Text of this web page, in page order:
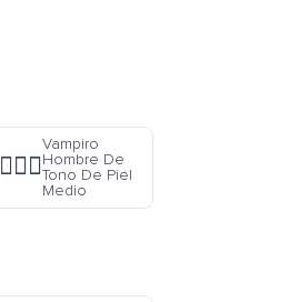
🧛🏽‍♂️
Vampiro
Hombre De
Tono De Piel
Medio